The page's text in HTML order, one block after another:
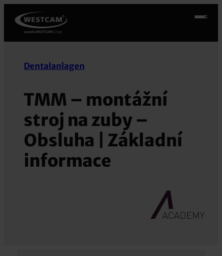
Přeskočit
obsah
Dentalanlagen
TMM – montážní
stroj na zuby –
Obsluha | Základní
informace